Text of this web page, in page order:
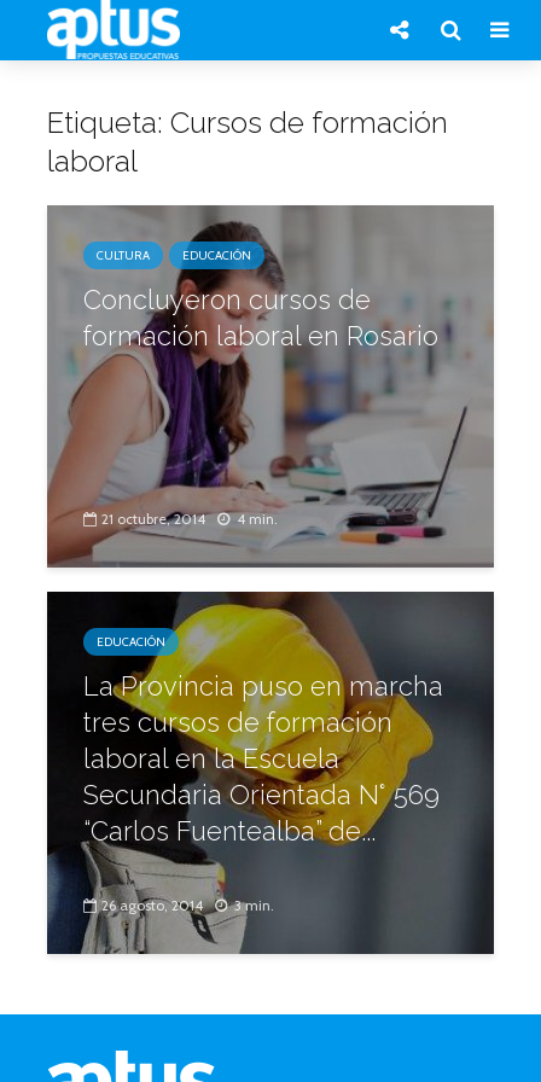
Etiqueta: Cursos de formación
laboral
CULTURA EDUCACIÓN
Concluyeron cursos de
formación laboral en Rosario
21 octubre, 2014 4 min.
EDUCACIÓN
La Provincia puso en marcha
tres cursos de formación
laboral en la Escuela
Secundaria Orientada N° 569
“Carlos Fuentealba” de...
26 agosto, 2014 3 min.